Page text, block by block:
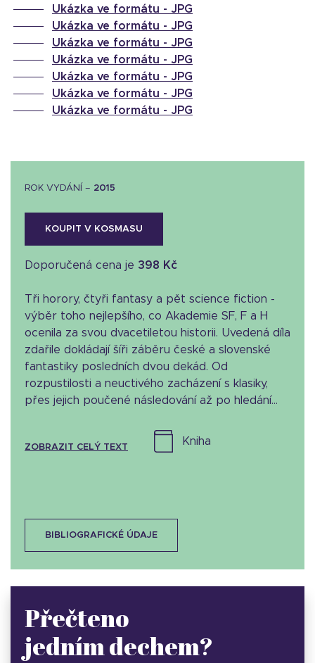
Ukázka ve formátu - JPG
Ukázka ve formátu - JPG
Ukázka ve formátu - JPG
Ukázka ve formátu - JPG
Ukázka ve formátu - JPG
Ukázka ve formátu - JPG
Ukázka ve formátu - JPG
ROK VYDÁNÍ – 2015
KOUPIT V KOSMASU
Doporučená cena je 398 Kč
Tři horory, čtyři fantasy a pět science fiction -
výběr toho nejlepšího, co Akademie SF, F a H
ocenila za svou dvacetiletou historii. Uvedená díla
zdařile dokládají šíři záběru české a slovenské
fantastiky posledních dvou dekád. Od
rozpustilosti a neuctivého zacházení s klasiky,
přes jejich poučené následování až po hledání...
ZOBRAZIT CELÝ TEXT
kniha
BIBLIOGRAFICKÉ ÚDAJE
Přečteno
jedním dechem?